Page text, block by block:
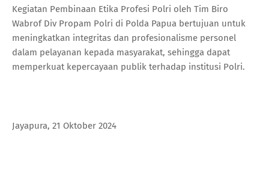
Kegiatan Pembinaan Etika Profesi Polri oleh Tim Biro
Wabrof Div Propam Polri di Polda Papua bertujuan untuk
meningkatkan integritas dan profesionalisme personel
dalam pelayanan kepada masyarakat, sehingga dapat
memperkuat kepercayaan publik terhadap institusi Polri.
Jayapura, 21 Oktober 2024